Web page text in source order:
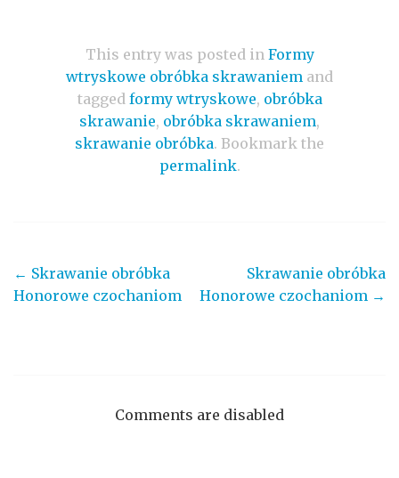
This entry was posted in Formy
wtryskowe obróbka skrawaniem and
tagged formy wtryskowe, obróbka
skrawanie, obróbka skrawaniem,
skrawanie obróbka. Bookmark the
permalink.
Post navigation
← Skrawanie obróbka
Honorowe czochaniom
Skrawanie obróbka
Honorowe czochaniom →
Comments are disabled